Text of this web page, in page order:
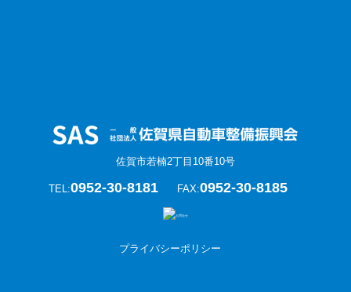
佐賀市若楠2丁目10番10号
TEL:0952-30-8181 FAX:0952-30-8185
プライバシーポリシー